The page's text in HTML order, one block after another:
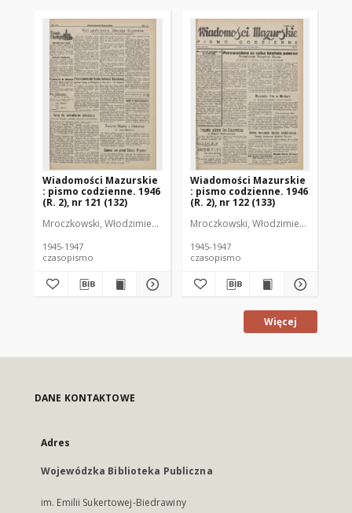
Wiadomości Mazurskie
: pismo codzienne. 1946
(R. 2), nr 121 (132)
Mroczkowski, Włodzimierz (1902-1971). Redaktor
1945-1947
czasopismo
Wiadomości Mazurskie
: pismo codzienne. 1946
(R. 2), nr 122 (133)
Mroczkowski, Włodzimierz (1902-
1945-1947
czasopismo
Więcej
DANE KONTAKTOWE
Adres
Wojewódzka Biblioteka Publiczna
im. Emilii Sukertowej-Biedrawiny